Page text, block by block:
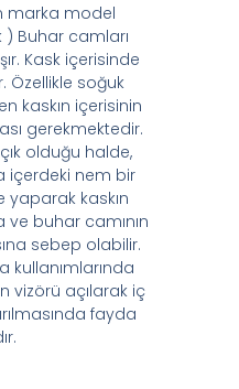
marka model
Buhar camları
Kask içerisinde
Özellikle soğuk
kaskın içerisinin
gerekmektedir.
olduğu halde,
içerdeki nem bir
kaskın
ve buhar camının
sebep olabilir.
kullanımlarında
vizörü açılarak iç
fayda